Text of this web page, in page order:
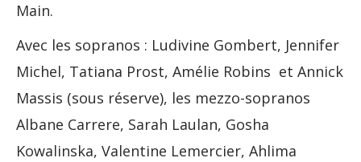
Main.
Avec les sopranos : Ludivine Gombert, Jennifer
Michel, Tatiana Prost, Amélie Robins et Annick
Massis (sous réserve), les mezzo-sopranos
Albane Carrere, Sarah Laulan, Gosha
Kowalinska, Valentine Lemercier, Ahlima